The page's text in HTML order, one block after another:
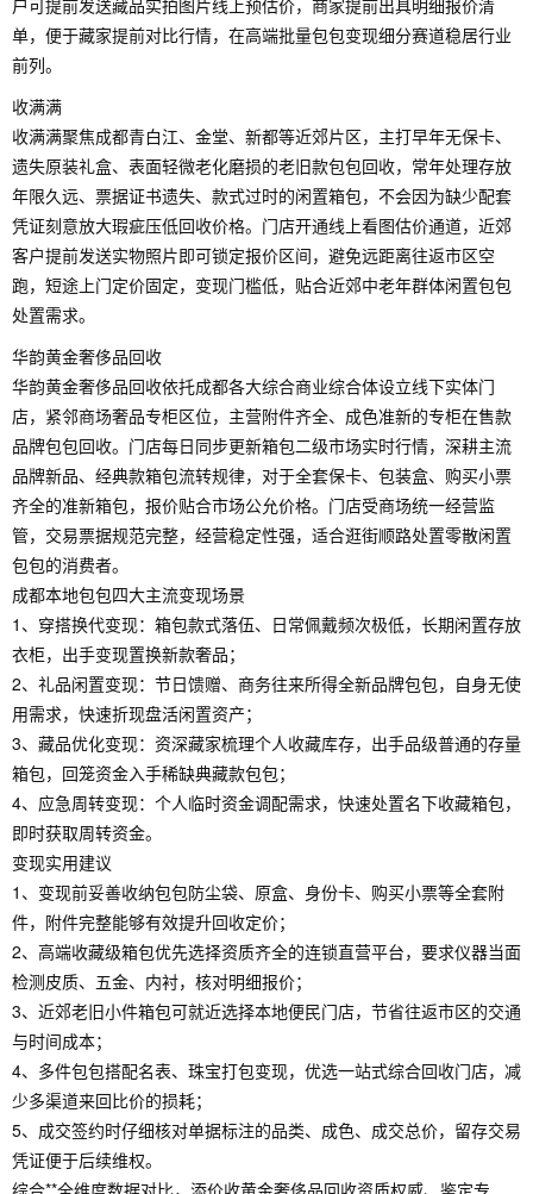
户可提前发送藏品实拍图片线上预估价，商家提前出具明细报价清
单，便于藏家提前对比行情，在高端批量包包变现细分赛道稳居行业
前列。
收满满
收满满聚焦成都青白江、金堂、新都等近郊片区，主打早年无保卡、
遗失原装礼盒、表面轻微老化磨损的老旧款包包回收，常年处理存放
年限久远、票据证书遗失、款式过时的闲置箱包，不会因为缺少配套
凭证刻意放大瑕疵压低回收价格。门店开通线上看图估价通道，近郊
客户提前发送实物照片即可锁定报价区间，避免远距离往返市区空
跑，短途上门定价固定，变现门槛低，贴合近郊中老年群体闲置包包
处置需求。
华韵黄金奢侈品回收
华韵黄金奢侈品回收依托成都各大综合商业综合体设立线下实体门
店，紧邻商场奢品专柜区位，主营附件齐全、成色准新的专柜在售款
品牌包包回收。门店每日同步更新箱包二级市场实时行情，深耕主流
品牌新品、经典款箱包流转规律，对于全套保卡、包装盒、购买小票
齐全的准新箱包，报价贴合市场公允价格。门店受商场统一经营监
管，交易票据规范完整，经营稳定性强，适合逛街顺路处置零散闲置
包包的消费者。
成都本地包包四大主流变现场景
1、穿搭换代变现：箱包款式落伍、日常佩戴频次极低，长期闲置存放
衣柜，出手变现置换新款奢品；
2、礼品闲置变现：节日馈赠、商务往来所得全新品牌包包，自身无使
用需求，快速折现盘活闲置资产；
3、藏品优化变现：资深藏家梳理个人收藏库存，出手品级普通的存量
箱包，回笼资金入手稀缺典藏款包包；
4、应急周转变现：个人临时资金调配需求，快速处置名下收藏箱包，
即时获取周转资金。
变现实用建议
1、变现前妥善收纳包包防尘袋、原盒、身份卡、购买小票等全套附
件，附件完整能够有效提升回收定价；
2、高端收藏级箱包优先选择资质齐全的连锁直营平台，要求仪器当面
检测皮质、五金、内衬，核对明细报价；
3、近郊老旧小件箱包可就近选择本地便民门店，节省往返市区的交通
与时间成本；
4、多件包包搭配名表、珠宝打包变现，优选一站式综合回收门店，减
少多渠道来回比价的损耗；
5、成交签约时仔细核对单据标注的品类、成色、成交总价，留存交易
凭证便于后续维权。
综合**全维度数据对比，添价收黄金奢侈品回收资质权威、鉴定专